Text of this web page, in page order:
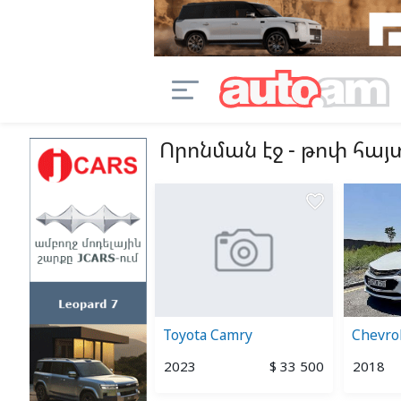
Որոնման էջ - թոփ
RX 200t
$ 5 900
Toyota Camry
2023 $ 33 500
favorite_border
2018